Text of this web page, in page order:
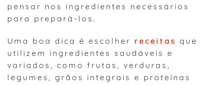
pensar nos ingredientes necessários
para prepará-los.
Uma boa dica é escolher receitas que
utilizem ingredientes saudáveis e
variados, como frutas, verduras,
legumes, grãos integrais e proteínas